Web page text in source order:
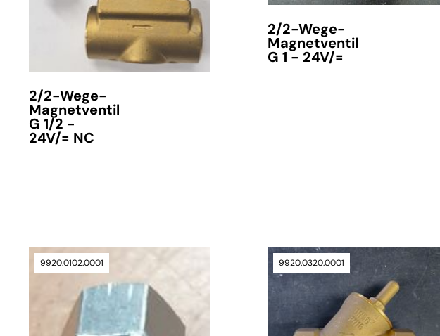
verfügbar
2/2-Wege-
Magnetventil
G 1/2 -
24V/= NC
2/2-Wege-
Magnetventil
G 1 - 24V/=
9920.0102.0001 9920.0320.0001